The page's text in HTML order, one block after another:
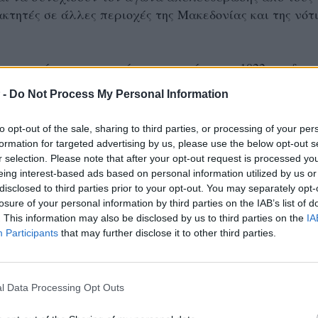
- Do Not Process My Personal Information
opt-out of the sale, sharing to third parties, or processing of your
for targeted advertising by us, please use the below opt-out
selection. Please note that after your opt-out request is processed
interest-based ads based on personal information utilized by us
to third parties prior to your opt-out. You may separately
of your personal information by third parties on the IAB’s list of
This information may also be disclosed by us to third parties on the
Participants that may further disclose it to other third parties.
Data Processing Opt Outs
σε άλλες περιοχές της Μακεδονίας και της
τους ήρωες και πεσόντες στη μάχη του 1822 και δεν
το λιθαράκι τους για την ελεύθερη Ελλάδα
του 12ου Δημοτικού Σχολείου στο youtube: